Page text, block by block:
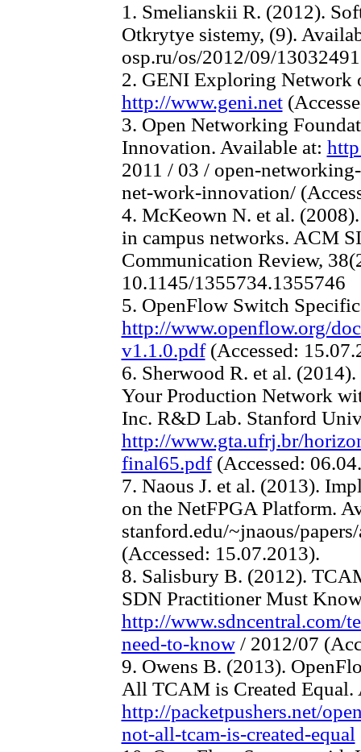
1. Smelianskii R. (2012).
Otkrytye sistemy, (9).
osp.ru/os/2012/09/
2. GENI Exploring Network
http://www.geni.net
3. Open Networking
Innovation. Available at:
2011 / 03 / open-
net-work-innovation/
4. McKeown N. et al.
in campus networks. ACM
Communication Review,
10.1145/1355734.1355746
5. OpenFlow Switch
http://www.openflow.org/
v1.1.0.pdf(Accessed:
6. Sherwood R. et al.
Your Production Network
Inc. R&D Lab. Stanford
http://www.gta.ufrj.br/
final65.pdf(Accessed:
7. Naous J. et al. (2013).
on the NetFPGA Platform.
stanford.edu/~jnaous/
(Accessed: 15.07.2013).
8. Salisbury B. (2012).
SDN Practitioner Must
http://www.sdncentral.com/
need-to-know/ 2012/07
9. Owens B. (2013).
All TCAM is Created Equal.
http://packetpushers.net/
not-all-tcam-is-created-equal